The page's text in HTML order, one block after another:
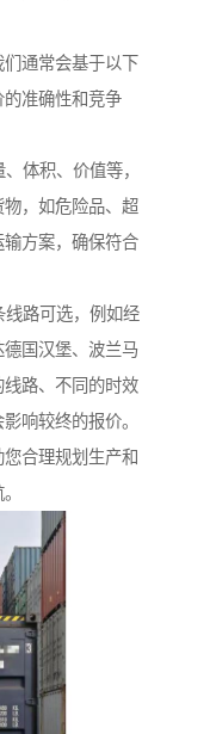
通常会基于以下
准确性和竞争
体积、价值等，
，如危险品、超
方案，确保符合
线路可选，例如经
国汉堡、波兰马
路、不同的时效
响较终的报价。
合理规划生产和